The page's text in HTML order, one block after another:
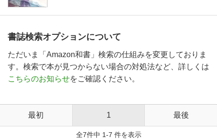
書誌検索オプションについて
ただいま「Amazon和書」検索の仕組みを変更しておりま
す。検索で本が見つからない場合の対処法など、詳しくは
こちらのお知らせをご確認ください。
最初 1 最後
全7件中 1-7 件を表示